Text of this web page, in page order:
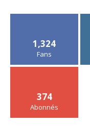
1,324
Fans
374
Abonnés